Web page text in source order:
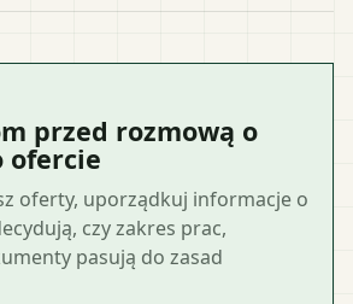
przed rozmową o
ofercie
oferty, uporządkuj informacje o
czy zakres prac,
pasują do zasad